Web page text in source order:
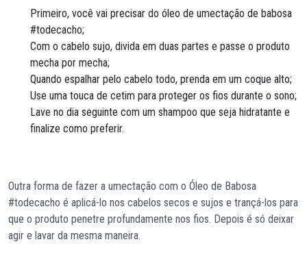
Primeiro, você vai precisar do óleo de umectação de babosa
#todecacho;
Com o cabelo sujo, divida em duas partes e passe o produto
mecha por mecha;
Quando espalhar pelo cabelo todo, prenda em um coque alto;
Use uma touca de cetim para proteger os fios durante o sono;
Lave no dia seguinte com um shampoo que seja hidratante e
finalize como preferir.
Outra forma de fazer a umectação com o Óleo de Babosa
#todecacho é aplicá-lo nos cabelos secos e sujos e trançá-los para
que o produto penetre profundamente nos fios. Depois é só deixar
agir e lavar da mesma maneira.